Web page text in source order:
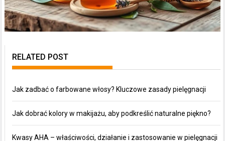
RELATED POST
Jak zadbać o farbowane włosy? Kluczowe zasady pielęgnacji
Jak dobrać kolory w makijażu, aby podkreślić naturalne piękno?
Kwasy AHA – właściwości, działanie i zastosowanie w pielęgnacji